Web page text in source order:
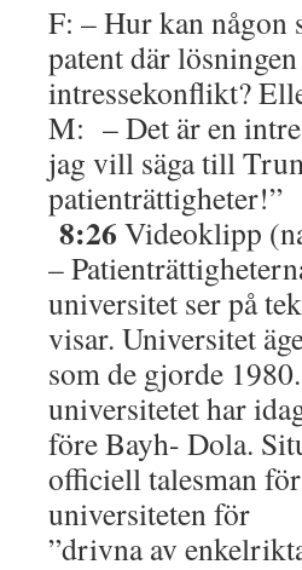
F: – Hur kan någon
patent där
intressekonflikt?
M: – Det är en
jag vill säga till
patienträttigheter!”
8:26 Videoklipp
–
universitet ser på
visar. Universitet
som de gjorde
universitetet har
före Bayh- Dola.
officiell talesman
universiteten för
”drivna av